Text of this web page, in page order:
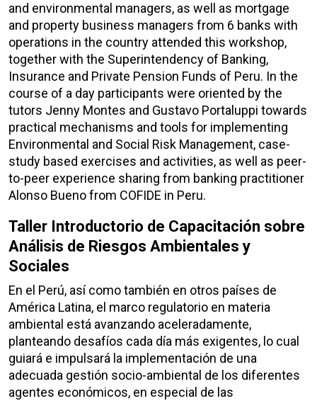
and environmental managers, as well as mortgage
and property business managers from 6 banks with
operations in the country attended this workshop,
together with the Superintendency of Banking,
Insurance and Private Pension Funds of Peru. In the
course of a day participants were oriented by the
tutors Jenny Montes and Gustavo Portaluppi towards
practical mechanisms and tools for implementing
Environmental and Social Risk Management, case-
study based exercises and activities, as well as peer-
to-peer experience sharing from banking practitioner
Alonso Bueno from COFIDE in Peru.
Taller Introductorio de Capacitación sobre
Análisis de Riesgos Ambientales y
Sociales
En el Perú, así como también en otros países de
América Latina, el marco regulatorio en materia
ambiental está avanzando aceleradamente,
planteando desafíos cada día más exigentes, lo cual
guiará e impulsará la implementación de una
adecuada gestión socio-ambiental de los diferentes
agentes económicos, en especial de las